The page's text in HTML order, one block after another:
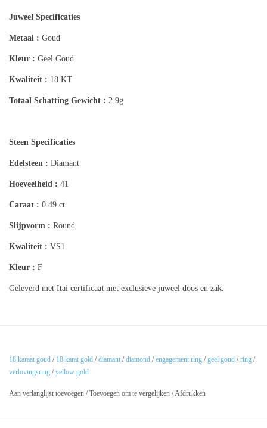
Juweel Specificaties
Metaal : Goud
Kleur : Geel Goud
Kwaliteit : 18 KT
Totaal Schatting Gewicht : 2.9g
Steen Specificaties
Edelsteen : Diamant
Hoeveelheid : 41
Caraat : 0.49 ct
Slijpvorm : Round
Kwaliteit : VS1
Kleur : F
Geleverd met Itai certificaat met exclusieve juweel doos en zak.
18 karaat goud / 18 karat gold /diamant /diamond /engagement ring /geel goud /ring /
verlovingsring /yellow gold
Aan verlanglijst toevoegen /Toevoegen om te vergelijken /Afdrukken